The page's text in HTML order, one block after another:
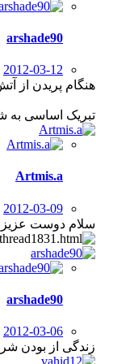
arshade90
2012-03-12
هنگام پریدن از
تبریک اساسی به
Artmis.a
2012-03-09
سلام دوست عزیز
arshade90
2012-03-06
زندگی از بودن